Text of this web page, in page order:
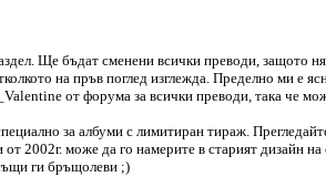
Ще бъдат сменени всички преводи, защото
на пръв поглед изглежда. Пределно ми е
от форума за всички преводи, така че
за албуми с лимитиран тираж.
2002г. може да го намерите в старият дизайн на
ги бръщолеви ;)